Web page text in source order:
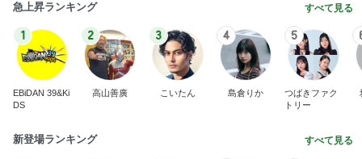
急上昇ランキング すべて見る
1
EBiDAN 39&Ki
DS
2
高山善廣
3
こいたん
4
島倉りか
5
つばきファク
トリー
新登場ランキング すべて見る